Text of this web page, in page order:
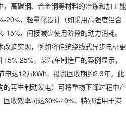
，高碳钢、合金钢等材料的冶炼和加工能
20%，轻量化设计（如采用高强度铝合
15%，间接减少使用阶段的动力消耗。
造实现，例如将传统绕线式异步电机更
25%，某汽车制造厂的案例显示，
电达12万kWh，投资回收期约2.3年。此
再生制动发电）可将重物下降过程中产
回收效率可达30%-40%，特别适用于港